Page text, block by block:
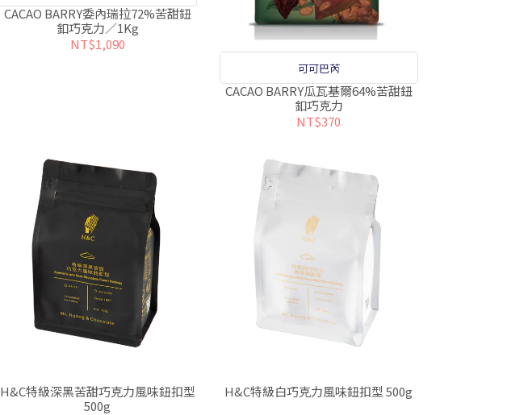
CACAO BARRY委內瑞拉72%苦甜鈕
釦巧克力／1Kg
NT$1,090
可可巴芮
CACAO BARRY瓜瓦基爾64%苦甜鈕
釦巧克力
NT$370
H&C特級深黑苦甜巧克力風味鈕扣型
500g
H&C特級白巧克力風味鈕扣型 500g